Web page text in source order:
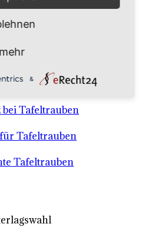
Sortenbeschreibungen
- rechtliche
Tafeltrauben
Tafeltrauben
Tafeltrauben
mehr
&